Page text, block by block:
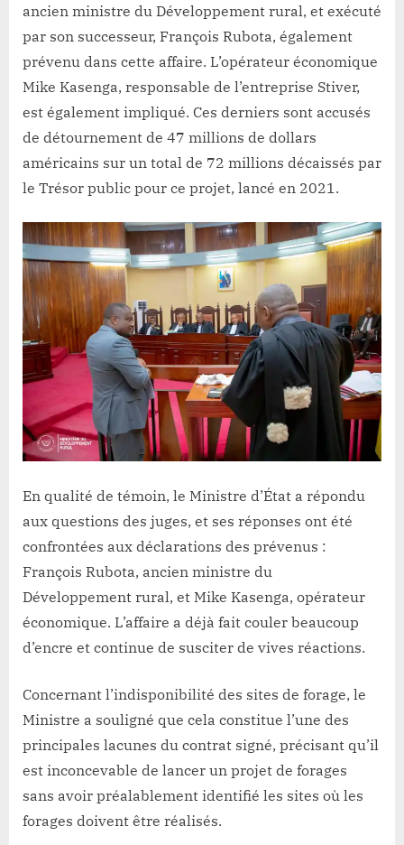
ancien ministre du Développement rural, et exécuté
par son successeur, François Rubota, également
prévenu dans cette affaire. L’opérateur économique
Mike Kasenga, responsable de l’entreprise Stiver,
est également impliqué. Ces derniers sont accusés
de détournement de 47 millions de dollars
américains sur un total de 72 millions décaissés par
le Trésor public pour ce projet, lancé en 2021.
En qualité de témoin, le Ministre d’État a répondu
aux questions des juges, et ses réponses ont été
confrontées aux déclarations des prévenus :
François Rubota, ancien ministre du
Développement rural, et Mike Kasenga, opérateur
économique. L’affaire a déjà fait couler beaucoup
d’encre et continue de susciter de vives réactions.
Concernant l’indisponibilité des sites de forage, le
Ministre a souligné que cela constitue l’une des
principales lacunes du contrat signé, précisant qu’il
est inconcevable de lancer un projet de forages
sans avoir préalablement identifié les sites où les
forages doivent être réalisés.